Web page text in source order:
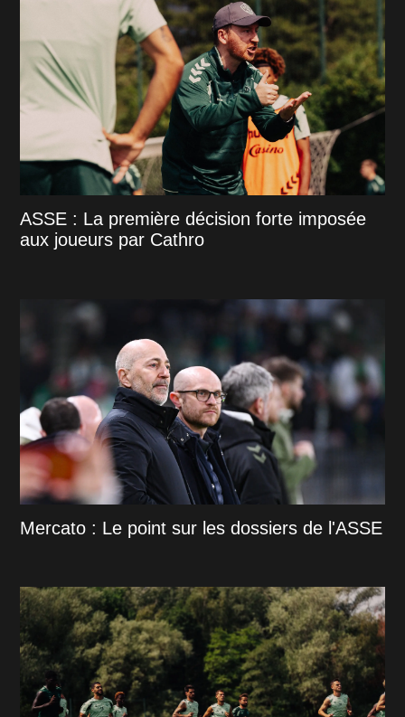
ASSE : La première décision forte imposée
aux joueurs par Cathro
Mercato : Le point sur les dossiers de l'ASSE